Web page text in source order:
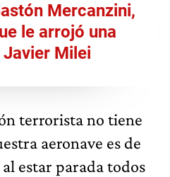
Mercanzini,
le arrojó una
Javier Milei
terrorista no tiene
aeronave es de
estar parada todos